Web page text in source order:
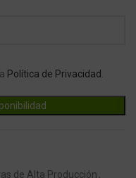
Política de Privacidad
de Alta Producción ,